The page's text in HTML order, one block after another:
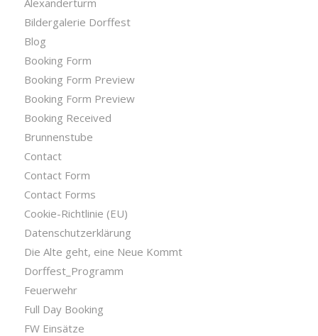
Bildergalerie Dorffest
Blog
Booking Form
Booking Form Preview
Booking Form Preview
Booking Received
Brunnenstube
Contact
Contact Form
Contact Forms
Cookie-Richtlinie (EU)
Datenschutzerklärung
Die Alte geht, eine Neue Kommt
Dorffest_Programm
Feuerwehr
Full Day Booking
FW Einsätze